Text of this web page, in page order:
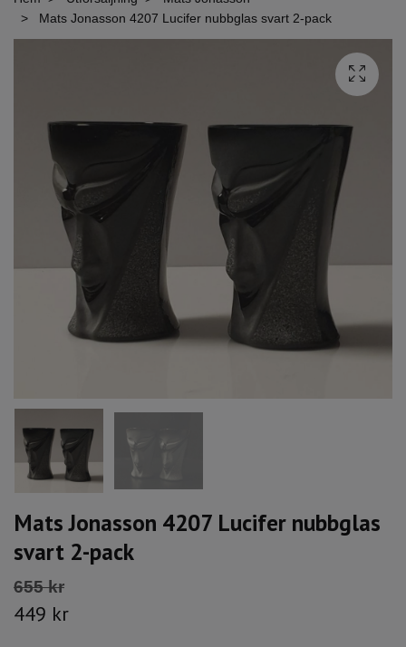
Mats Jonasson 4207 Lucifer nubbglas svart 2-pack
Mats Jonasson 4207 Lucifer nubbglas
svart 2-pack
655 kr
449 kr